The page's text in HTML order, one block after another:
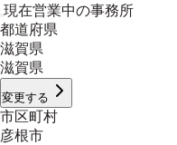
現在営業中の事務所
都道府県
滋賀県
滋賀県
変更する
市区町村
彦根市